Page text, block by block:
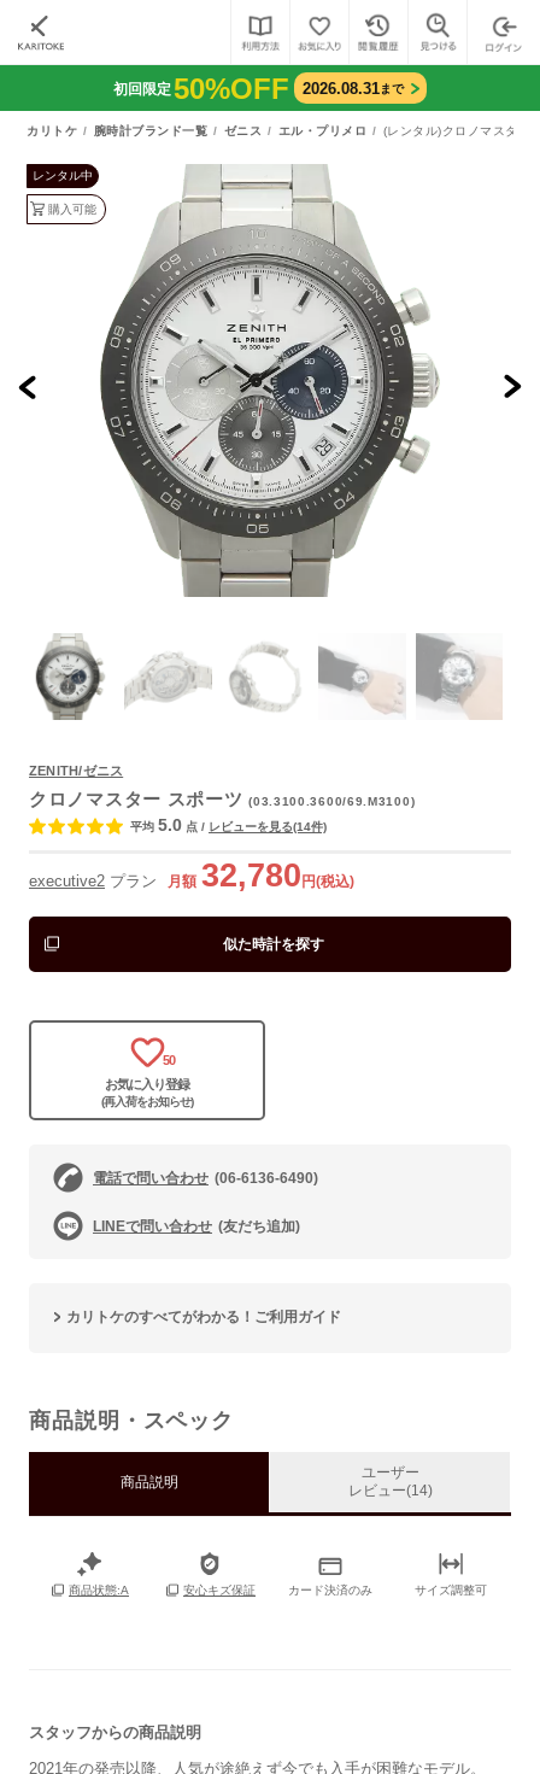
初回限定50%OFF 2026.08.31まで
カリトケ 腕時計ブランド一覧 ゼニス エル・プリメロ (レンタル)クロノマスタ
レンタル中
購入可能
ZENITH/ゼニス
クロノマスター スポーツ(03.3100.3600/69.M3100)
平均 5.0 点 / レビューを見る(14件)
executive2 プラン 月額 32,780 円(税込)
似た時計を探す
50
お気に入り登録
(再入荷をお知らせ)
電話で問い合わせ (06-6136-6490)
LINEで問い合わせ (友だち追加)
カリトケのすべてがわかる！ご利用ガイド
商品説明・スペック
商品説明
ユーザー
レビュー(14)
商品状態:A 安心キズ保証 カード決済のみ サイズ調整可
スタッフからの商品説明
2021年の発売以降、人気が途絶えず今でも入手が困難なモデル。
よくあるご質問